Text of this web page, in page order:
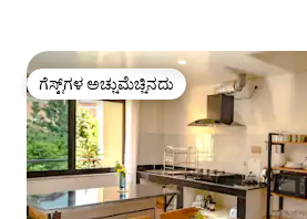
ಗೆಸ್ಟ್‌ಗಳ ಅಚ್ಚುಮೆಚ್ಚಿನದು
ಗೆಸ್ಟ್‌ಗಳ ಅಚ್ಚುಮೆಚ್ಚಿನದು